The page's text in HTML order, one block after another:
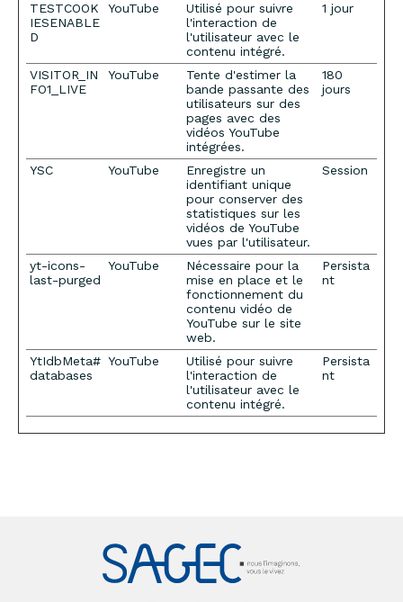
TESTCOOK
IESENABLE
D
YouTube
Utilisé pour suivre
l'interaction de
l'utilisateur avec le
contenu intégré.
1 jour
VISITOR_IN
FO1_LIVE
YouTube
Tente d'estimer la
bande passante des
utilisateurs sur des
pages avec des
vidéos YouTube
intégrées.
180
jours
YSC YouTube
Enregistre un
identifiant unique
pour conserver des
statistiques sur les
vidéos de YouTube
vues par l'utilisateur.
Session
yt-icons-
last-purged
YouTube
Nécessaire pour la
mise en place et le
fonctionnement du
contenu vidéo de
YouTube sur le site
web.
Persista
nt
YtIdbMeta#
databases
YouTube
Utilisé pour suivre
l'interaction de
l'utilisateur avec le
contenu intégré.
Persista
nt